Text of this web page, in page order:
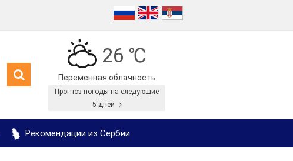
26 ℃
Переменная облачность
Прогноз погоды на следующие
5 дней
Рекомендации из Сербии